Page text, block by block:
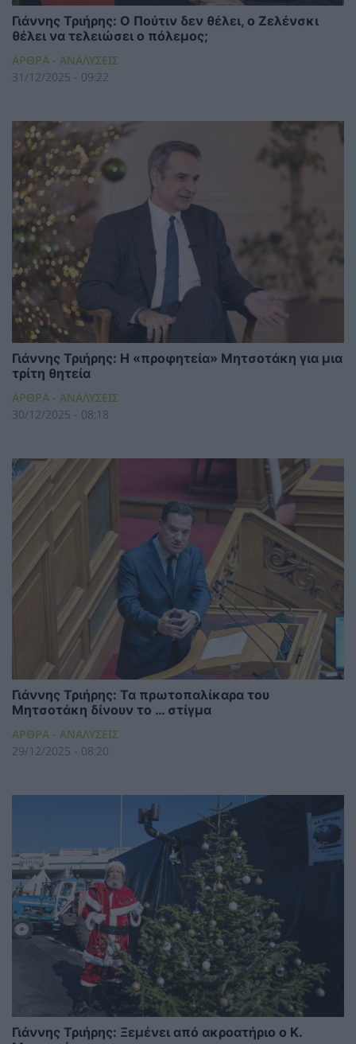
Γιάννης Τριήρης: Ο Πούτιν δεν θέλει, ο Ζελένσκι
θέλει να τελειώσει ο πόλεμος;
ΑΡΘΡΑ - ΑΝΑΛΥΣΕΙΣ
31/12/2025 - 09:22
Γιάννης Τριήρης: Η «προφητεία» Μητσοτάκη για μια
τρίτη θητεία
ΑΡΘΡΑ - ΑΝΑΛΥΣΕΙΣ
30/12/2025 - 08:18
Γιάννης Τριήρης: Τα πρωτοπαλίκαρα του
Μητσοτάκη δίνουν το … στίγμα
ΑΡΘΡΑ - ΑΝΑΛΥΣΕΙΣ
29/12/2025 - 08:20
Γιάννης Τριήρης: Ξεμένει από ακροατήριο ο Κ.